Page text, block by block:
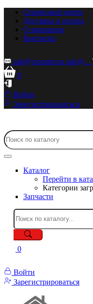
Сервисный центр
Доставка и оплата
О компании
Контакты
sale@zionstm.ru sale@...
0
Войти
Зарегистрироваться
Каталог
Перейти в
Категории
Запчасти
0
Войти
Зарегистрироваться